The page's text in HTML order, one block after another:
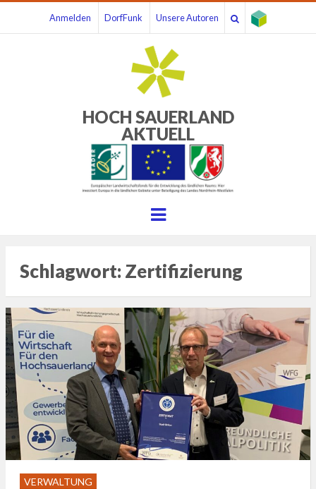
Anmelden DorfFunk Unsere Autoren
HOCH SAUERLAND
AKTUELL
Menu
Schlagwort: Zertifizierung
VERWALTUNG